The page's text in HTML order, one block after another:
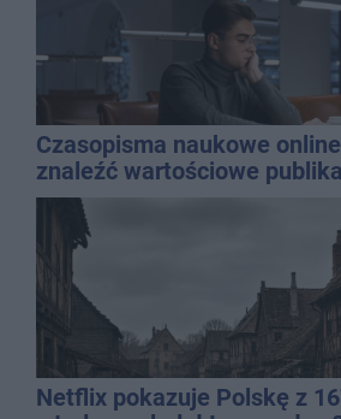
Czasopisma naukowe
znaleźć wartościowe
Netflix pokazuje Polskę z